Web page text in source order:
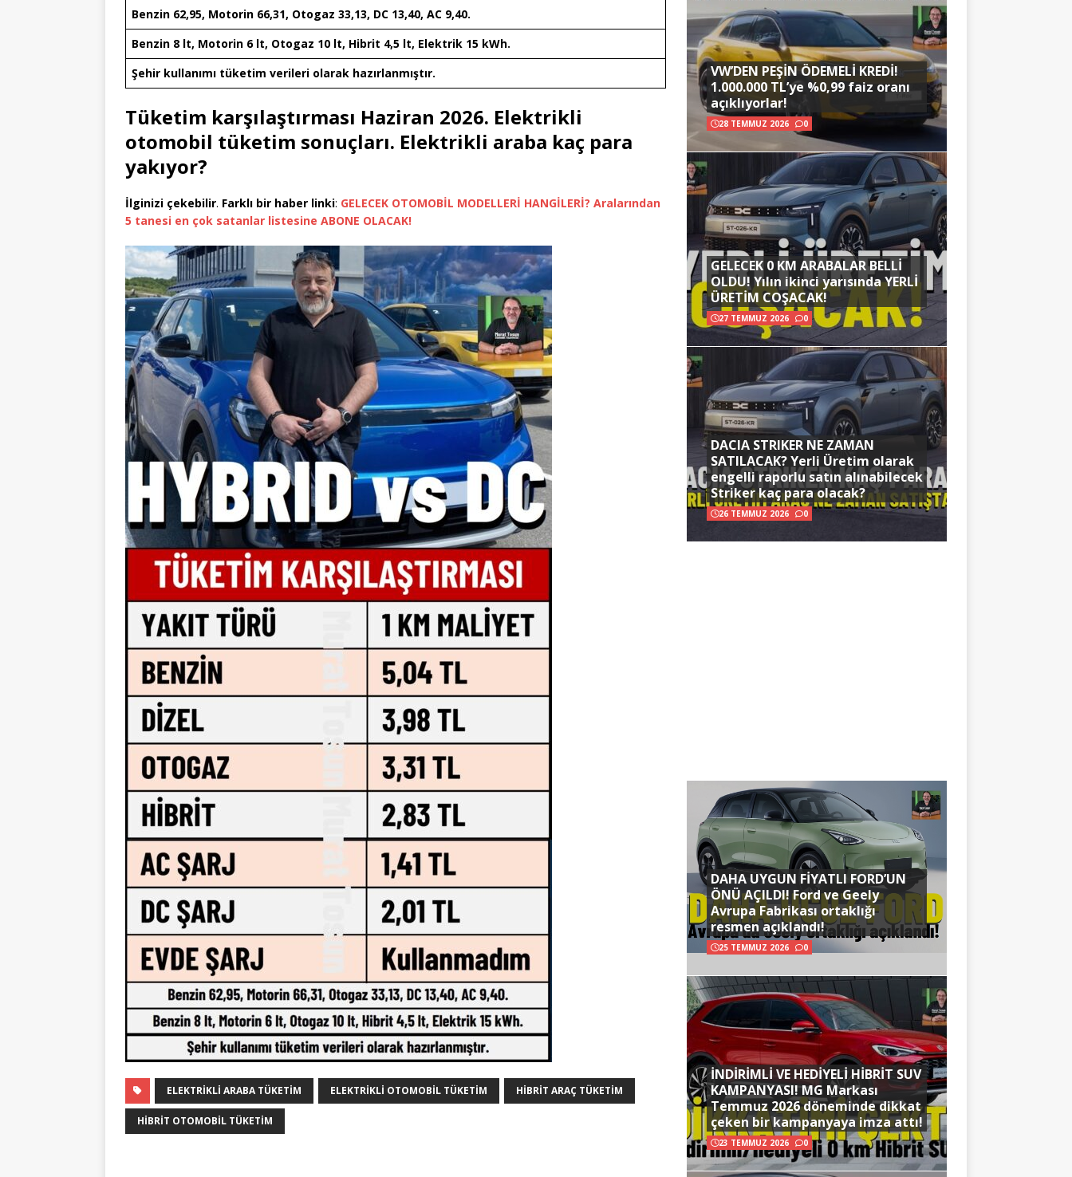
Benzin 62,95, Motorin 66,31, Otogaz 33,13, DC 13,40, AC 9,40.
Benzin 8 lt, Motorin 6 lt, Otogaz 10 lt, Hibrit 4,5 lt, Elektrik 15 kWh.
Şehir kullanımı tüketim verileri olarak hazırlanmıştır.
Tüketim karşılaştırması Haziran 2026. Elektrikli
otomobil tüketim sonuçları. Elektrikli araba kaç para
yakıyor?
İlginizi çekebilir. Farklı bir haber linki: GELECEK OTOMOBİL MODELLERİ HANGİLERİ? Aralarından
5 tanesi en çok satanlar listesine ABONE OLACAK!
ELEKTRIKLI ARABA TÜKETIM ELEKTRIKLI OTOMOBIL TÜKETIM HIBRIT ARAÇ TÜKETIM
HIBRIT OTOMOBIL TÜKETIM
VW’DEN PEŞİN ÖDEMELİ KREDİ!
1.000.000 TL’ye %0,99 faiz oranı
açıklıyorlar!
28 TEMMUZ 2026 0
GELECEK 0 KM ARABALAR BELLİ
OLDU! Yılın ikinci yarısında YERLİ
ÜRETİM COŞACAK!
27 TEMMUZ 2026 0
DACIA STRIKER NE ZAMAN
SATILACAK? Yerli Üretim olarak
engelli raporlu satın alınabilecek
Striker kaç para olacak?
26 TEMMUZ 2026 0
DAHA UYGUN FİYATLI FORD’UN
ÖNÜ AÇILDI! Ford ve Geely
Avrupa Fabrikası ortaklığı
resmen açıklandı!
25 TEMMUZ 2026 0
İNDİRİMLİ VE HEDİYELİ HİBRİT SUV
KAMPANYASI! MG Markası
Temmuz 2026 döneminde dikkat
çeken bir kampanyaya imza attı!
23 TEMMUZ 2026 0